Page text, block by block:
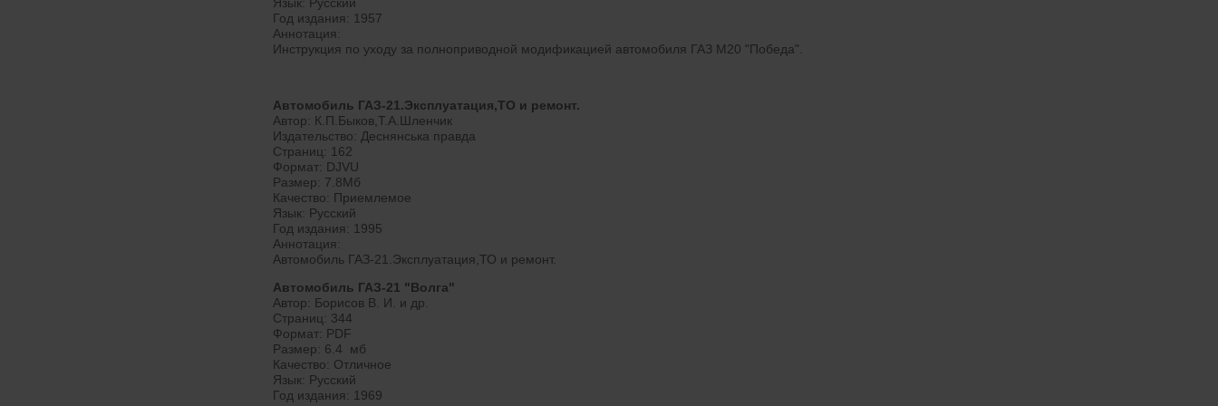
Год издания: 1957
Аннотация:
Инструкция по уходу за полноприводной модификацией автомобиля ГАЗ М20 "Победа".
Автомобиль ГАЗ-21.Эксплуатация,ТО и ремонт.
Автор: К.П.Быков,Т.А.Шленчик
Издательство: Деснянська правда
Страниц: 162
Формат: DJVU
Размер: 7.8Мб
Качество: Приемлемое
Язык: Русский
Год издания: 1995
Аннотация:
Автомобиль ГАЗ-21.Эксплуатация,ТО и ремонт.
Автомобиль ГАЗ-21 "Волга"
Автор: Борисов В. И. и др.
Страниц: 344
Формат: PDF
Размер: 6.4 мб
Качество: Отличное
Язык: Русский
Год издания: 1969